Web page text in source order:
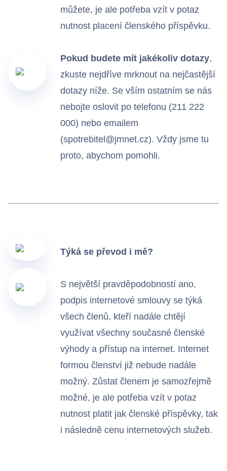
můžete, je ale potřeba vzít v potaz
nutnost placení členského příspěvku.
Pokud budete mít jakékoliv dotazy,
zkuste nejdříve mrknout na nejčastější
dotazy níže. Se vším ostatním se nás
nebojte oslovit po telefonu (211 222
000) nebo emailem
(spotrebitel@jmnet.cz). Vždy jsme tu
proto, abychom pomohli.
Týká se převod i mě?
S největší pravděpodobností ano,
podpis internetové smlouvy se týká
všech členů, kteří nadále chtějí
využívat všechny současné členské
výhody a přístup na internet. Internet
formou členství již nebude nadále
možný. Zůstat členem je samozřejmě
možné, je ale potřeba vzít v potaz
nutnost platit jak členské příspěvky, tak
i následně cenu internetových služeb.